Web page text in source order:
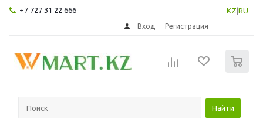
+7 727 31 22 666 KZ RU
Вход Регистрация
Найти